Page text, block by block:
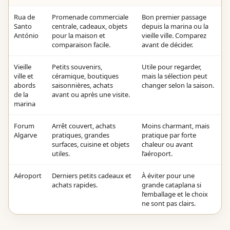
Rua de
Santo
António
Promenade commerciale
centrale, cadeaux, objets
pour la maison et
comparaison facile.
Bon premier passage
depuis la marina ou la
vieille ville. Comparez
avant de décider.
Vieille
ville et
abords
de la
marina
Petits souvenirs,
céramique, boutiques
saisonnières, achats
avant ou après une visite.
Utile pour regarder,
mais la sélection peut
changer selon la saison.
Forum
Algarve
Arrêt couvert, achats
pratiques, grandes
surfaces, cuisine et objets
utiles.
Moins charmant, mais
pratique par forte
chaleur ou avant
l’aéroport.
Aéroport
Derniers petits cadeaux et
achats rapides.
À éviter pour une
grande cataplana si
l’emballage et le choix
ne sont pas clairs.